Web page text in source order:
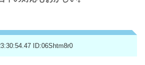
ID:06Shtm8r0